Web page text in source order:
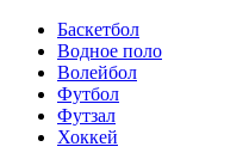
Баскетбол
Водное поло
Волейбол
Футбол
Футзал
Хоккей